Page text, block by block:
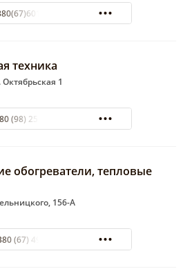
11-95
техника
1
(98) 256-42-96
обогреватели, тепловые
156-А
(67) 4947703